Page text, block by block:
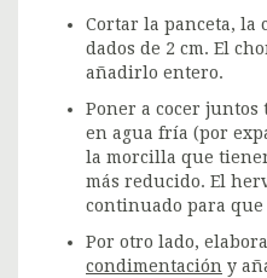
Cortar la panceta, la
dados de 2 cm. El
añadirlo entero.
Poner a cocer juntos
en agua fría (por
la morcilla que
más reducido. El
continuado para
Por otro lado,
condimentación y